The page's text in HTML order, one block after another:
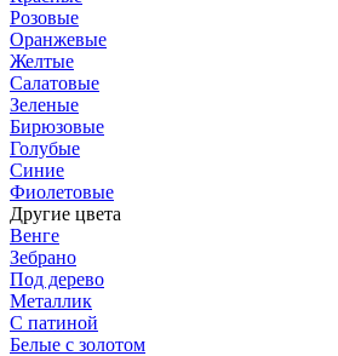
Розовые
Оранжевые
Желтые
Салатовые
Зеленые
Бирюзовые
Голубые
Синие
Фиолетовые
Другие цвета
Венге
Зебрано
Под дерево
Металлик
С патиной
Белые с золотом